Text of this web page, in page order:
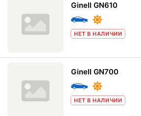
Ginell GN610
НЕТ В НАЛИЧИИ
Ginell GN700
НЕТ В НАЛИЧИИ